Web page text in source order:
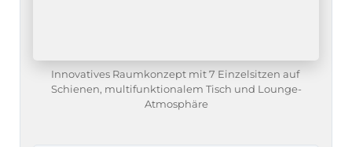
Innovatives Raumkonzept mit 7 Einzelsitzen auf
Schienen, multifunktionalem Tisch und Lounge-
Atmosphäre